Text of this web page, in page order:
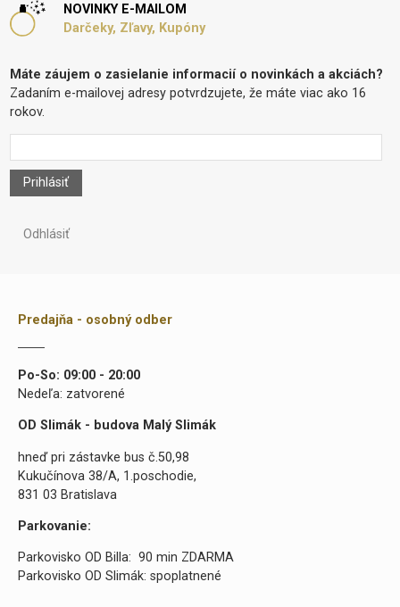
NOVINKY E-MAILOM
Darčeky, Zľavy, Kupóny
Máte záujem o zasielanie informacií o novinkách a akciách?
Zadaním e-mailovej adresy potvrdzujete, že máte viac ako 16
rokov.
Prihlásiť
Odhlásiť
Predajňa - osobný odber
Po-So: 09:00 - 20:00
Nedeľa: zatvorené
OD Slimák - budova Malý Slimák
hneď pri zástavke bus č.50,98
Kukučínova 38/A, 1.poschodie,
831 03 Bratislava
Parkovanie:
Parkovisko OD Billa: 90 min ZDARMA
Parkovisko OD Slimák: spoplatnené